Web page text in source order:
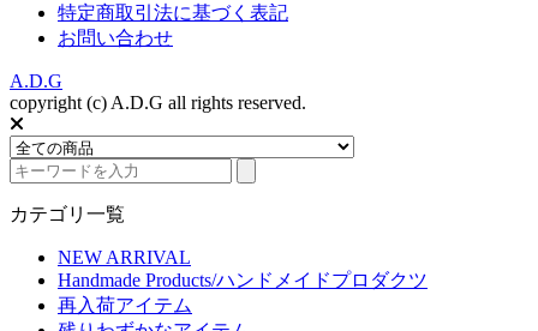
特定商取引法に基づく表記
お問い合わせ
A.D.G
copyright (c) A.D.G all rights reserved.
カテゴリ一覧
NEW ARRIVAL
Handmade Products/ハンドメイドプロダクツ
再入荷アイテム